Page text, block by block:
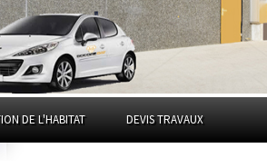
DE L'HABITAT DEVIS TRAVAUX